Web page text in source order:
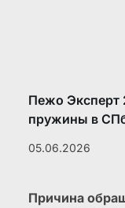
Пежо Эксперт
пружины в
05.06.2026
Причина